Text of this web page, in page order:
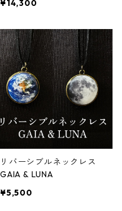
¥14,300
リバーシブルネックレス
GAIA & LUNA
¥5,500